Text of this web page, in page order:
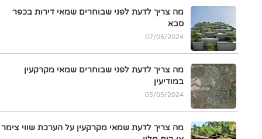
מה צריך לדעת לפני שבוחרים שמאי דירות בכפר
סבא
07/05/2024
מה צריך לדעת לפני שבוחרים שמאי מקרקעין
במודיעין
05/05/2024
מה צריך לדעת שמאי מקרקעין על הערכת שווי צימר